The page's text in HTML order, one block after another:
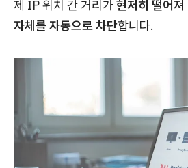
제 IP 위치 간 거리가현저히 떨어
자체를 자동으로 차단합니다.